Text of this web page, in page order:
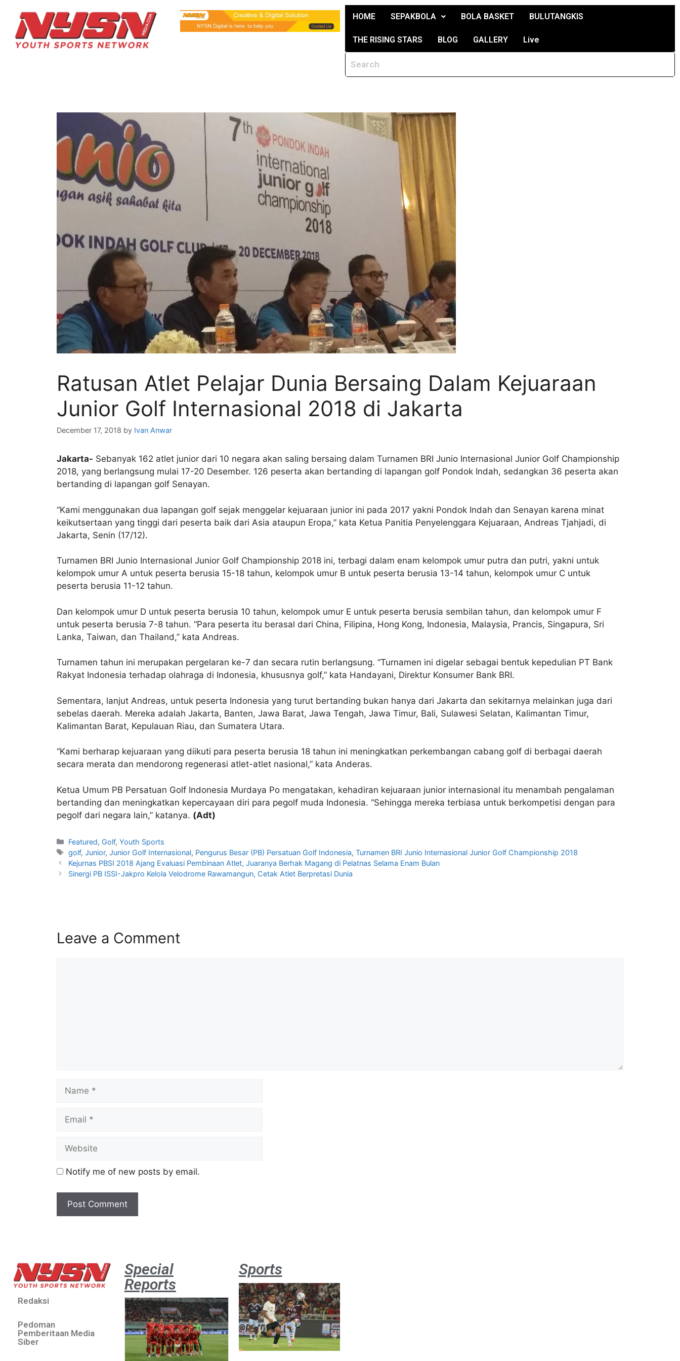
HOME SEPAKBOLA BOLA BASKET BULUTANGKIS
THE RISING STARS BLOG GALLERY Live
Ratusan Atlet Pelajar Dunia Bersaing Dalam Kejuaraan
Junior Golf Internasional 2018 di Jakarta
December 17, 2018 by Ivan Anwar
Jakarta- Sebanyak 162 atlet junior dari 10 negara akan saling bersaing dalam Turnamen BRI Junio Internasional Junior Golf Championship
2018, yang berlangsung mulai 17-20 Desember. 126 peserta akan bertanding di lapangan golf Pondok Indah, sedangkan 36 peserta akan
bertanding di lapangan golf Senayan.
“Kami menggunakan dua lapangan golf sejak menggelar kejuaraan junior ini pada 2017 yakni Pondok Indah dan Senayan karena minat
keikutsertaan yang tinggi dari peserta baik dari Asia ataupun Eropa,” kata Ketua Panitia Penyelenggara Kejuaraan, Andreas Tjahjadi, di
Jakarta, Senin (17/12).
Turnamen BRI Junio Internasional Junior Golf Championship 2018 ini, terbagi dalam enam kelompok umur putra dan putri, yakni untuk
kelompok umur A untuk peserta berusia 15-18 tahun, kelompok umur B untuk peserta berusia 13-14 tahun, kelompok umur C untuk
peserta berusia 11-12 tahun.
Dan kelompok umur D untuk peserta berusia 10 tahun, kelompok umur E untuk peserta berusia sembilan tahun, dan kelompok umur F
untuk peserta berusia 7-8 tahun. “Para peserta itu berasal dari China, Filipina, Hong Kong, Indonesia, Malaysia, Prancis, Singapura, Sri
Lanka, Taiwan, dan Thailand,” kata Andreas.
Turnamen tahun ini merupakan pergelaran ke-7 dan secara rutin berlangsung. “Turnamen ini digelar sebagai bentuk kepedulian PT Bank
Rakyat Indonesia terhadap olahraga di Indonesia, khususnya golf,” kata Handayani, Direktur Konsumer Bank BRI.
Sementara, lanjut Andreas, untuk peserta Indonesia yang turut bertanding bukan hanya dari Jakarta dan sekitarnya melainkan juga dari
sebelas daerah. Mereka adalah Jakarta, Banten, Jawa Barat, Jawa Tengah, Jawa Timur, Bali, Sulawesi Selatan, Kalimantan Timur,
Kalimantan Barat, Kepulauan Riau, dan Sumatera Utara.
“Kami berharap kejuaraan yang diikuti para peserta berusia 18 tahun ini meningkatkan perkembangan cabang golf di berbagai daerah
secara merata dan mendorong regenerasi atlet-atlet nasional,” kata Anderas.
Ketua Umum PB Persatuan Golf Indonesia Murdaya Po mengatakan, kehadiran kejuaraan junior internasional itu menambah pengalaman
bertanding dan meningkatkan kepercayaan diri para pegolf muda Indonesia. “Sehingga mereka terbiasa untuk berkompetisi dengan para
pegolf dari negara lain,” katanya. (Adt)
Featured, Golf,Youth Sports
golf,Junior,Junior Golf Internasional, Pengurus Besar (PB) Persatuan Golf Indonesia,Turnamen BRI Junio Internasional Junior Golf Championship 2018
Kejurnas PBSI 2018 Ajang Evaluasi Pembinaan Atlet, Juaranya Berhak Magang di Pelatnas Selama Enam Bulan
Sinergi PB ISSI-Jakpro Kelola Velodrome Rawamangun, Cetak Atlet Berpretasi Dunia
Leave a Comment
Notify me of new posts by email.
Redaksi
Pedoman
Pemberitaan Media
Siber
Special
Reports
Sports